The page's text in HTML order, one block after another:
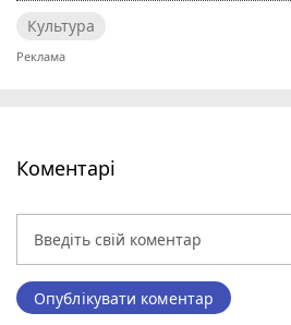
Культура
Коментарі
Опублікувати коментар